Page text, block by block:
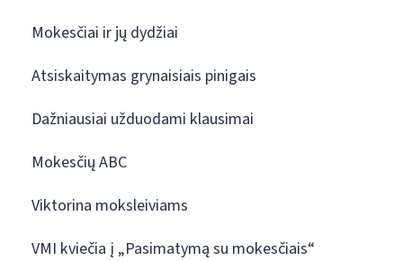
Mokesčiai ir jų dydžiai
Atsiskaitymas grynaisiais pinigais
Dažniausiai užduodami klausimai
Mokesčių ABC
Viktorina moksleiviams
VMI kviečia į „Pasimatymą su mokesčiais“